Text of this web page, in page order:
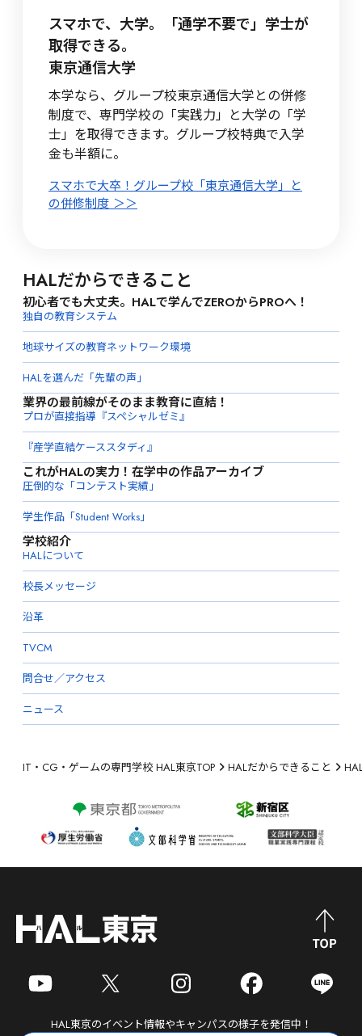
スマホで、大学。「通学不要で」学士が
取得できる。
東京通信大学
本学なら、グループ校東京通信大学との併修
制度で、専門学校の「実践力」と大学の「学
士」を取得できます。グループ校特典で入学
金も半額に。
スマホで大卒！グループ校「東京通信大学」と
の併修制度 ＞＞
HALだからできること
初心者でも大丈夫。HALで学んでZEROからPROへ！
独自の教育システム
地球サイズの教育ネットワーク環境
HALを選んだ「先輩の声」
業界の最前線がそのまま教育に直結！
プロが直接指導『スペシャルゼミ』
『産学直結ケーススタディ』
これがHALの実力！在学中の作品アーカイブ
圧倒的な「コンテスト実績」
学生作品「Student Works」
学校紹介
HALについて
校長メッセージ
沿革
TVCM
問合せ／アクセス
ニュース
IT・CG・ゲームの専門学校 HAL東京TOP HALだからできること
HAL東京のイベント情報やキャンパスの様子を発信中！